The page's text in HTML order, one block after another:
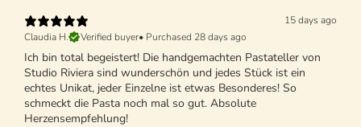
15 days ago
Claudia H.
Verified buyer• Purchased 28 days ago
Ich bin total begeistert! Die handgemachten Pastateller von
Studio Riviera sind wunderschön und jedes Stück ist ein
echtes Unikat, jeder Einzelne ist etwas Besonderes! So
schmeckt die Pasta noch mal so gut. Absolute
Herzensempfehlung!